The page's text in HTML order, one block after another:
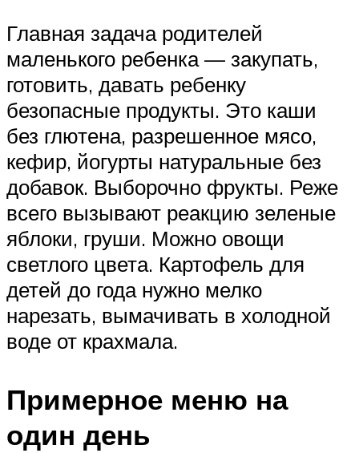
Главная задача родителей
маленького ребенка — закупать,
готовить, давать ребенку
безопасные продукты. Это каши
без глютена, разрешенное мясо,
кефир, йогурты натуральные без
добавок. Выборочно фрукты. Реже
всего вызывают реакцию зеленые
яблоки, груши. Можно овощи
светлого цвета. Картофель для
детей до года нужно мелко
нарезать, вымачивать в холодной
воде от крахмала.
Примерное меню на
один день